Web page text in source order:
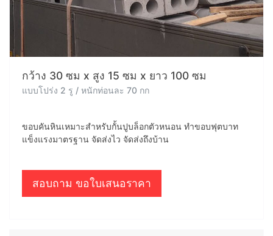
กว้าง 30 ซม x สูง 15 ซม x ยาว 100 ซม
แบบโปร่ง 2 รู / หนักท่อนละ 70 กก
ขอบคันหินเหมาะสำหรับกั้นปูบล็อกตัวหนอน ทำขอบฟุตบาท
แข็งแรงมาตรฐาน จัดส่งไว จัดส่งถึงบ้าน
สอบถาม ขอใบเสนอราคา